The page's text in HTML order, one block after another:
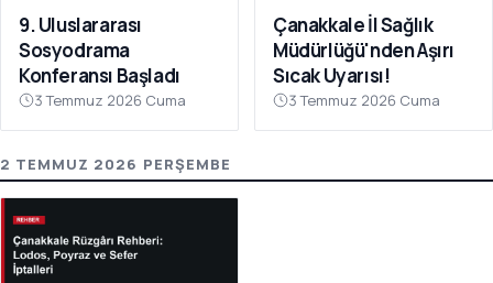
9. Uluslararası
Sosyodrama
Konferansı Başladı
3 Temmuz 2026 Cuma
Çanakkale İl Sağlık
Müdürlüğü'nden Aşırı
Sıcak Uyarısı!
3 Temmuz 2026 Cuma
2 TEMMUZ 2026 PERŞEMBE